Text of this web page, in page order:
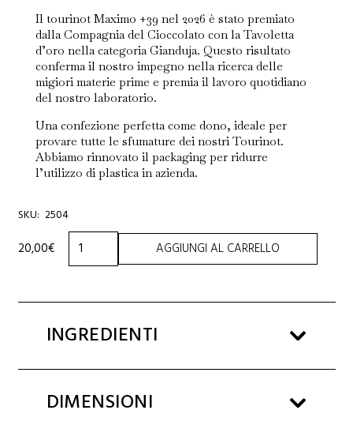
Il tourinot Maximo +39 nel 2026 è stato premiato
dalla Compagnia del Cioccolato con la Tavoletta
d’oro nella categoria Gianduja. Questo risultato
conferma il nostro impegno nella ricerca delle
migiori materie prime e premia il lavoro quotidiano
del nostro laboratorio.
Una confezione perfetta come dono, ideale per
provare tutte le sfumature dei nostri Tourinot.
Abbiamo rinnovato il packaging per ridurre
l’utilizzo di plastica in azienda.
SKU: 2504
20,00€
CUBO
ASSORTIMENTO
5
160g
AGGIUNGI AL CARRELLO
INGREDIENTI
DIMENSIONI